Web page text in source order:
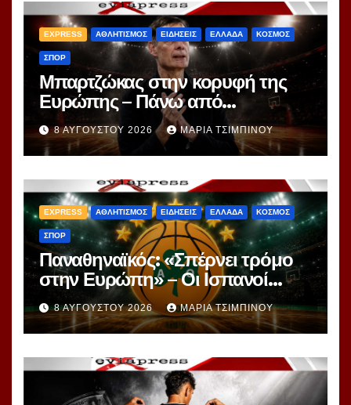
EXPRESS ΑΘΛΗΤΙΣΜΟΣ ΕΙΔΗΣΕΙΣ ΕΛΛΑΔΑ ΚΟΣΜΟΣ
ΣΠΟΡ
Μπαρτζώκας στην κορυφή της
Ευρώπης – Πάνω από
Γιασικεβίτσιους και
Ομπράντοβιτς στο power
ranking!
8 ΑΥΓΟΎΣΤΟΥ 2026 ΜΑΡΊΑ ΤΣΙΜΠΙΝΟΎ
EXPRESS ΑΘΛΗΤΙΣΜΟΣ ΕΙΔΗΣΕΙΣ ΕΛΛΑΔΑ ΚΟΣΜΟΣ
ΣΠΟΡ
Παναθηναϊκός: «Σπέρνει τρόμο
στην Ευρώπη» – Οι Ισπανοί
βλέπουν μια πράσινη
υπερομάδα!
8 ΑΥΓΟΎΣΤΟΥ 2026 ΜΑΡΊΑ ΤΣΙΜΠΙΝΟΎ